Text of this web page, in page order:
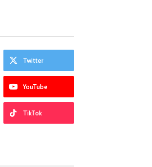
Twitter
YouTube
TikTok